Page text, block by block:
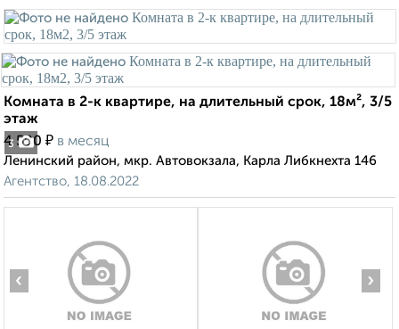
3
Комната в 2-к квартире, на длительный срок, 18м², 3/5
этаж
4 500 ₽ в месяц
Ленинский район, мкр. Автовокзала, Карла Либкнехта 146
Агентство, 18.08.2022
‹ ›